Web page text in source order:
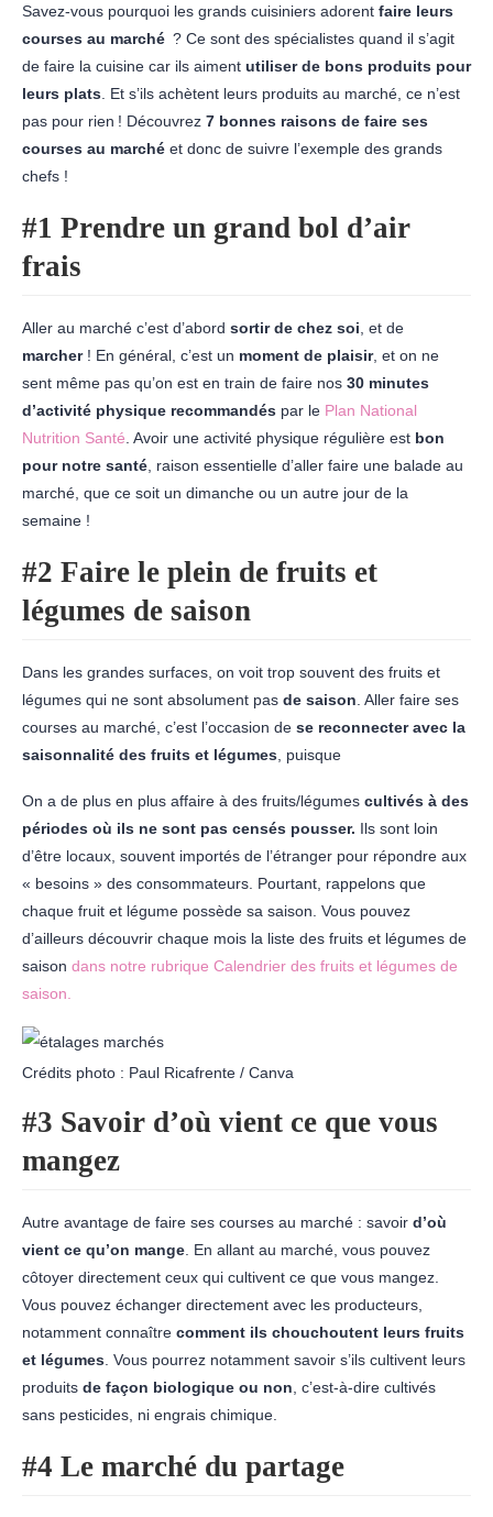
Savez-vous pourquoi les grands cuisiniers adorent faire leurs
courses au marché ? Ce sont des spécialistes quand il s’agit
de faire la cuisine car ils aiment utiliser de bons produits pour
leurs plats . Et s’ils achètent leurs produits au marché, ce n’est
pas pour rien ! Découvrez 7 bonnes raisons de faire ses
courses au marché et donc de suivre l’exemple des grands
chefs !
#1 Prendre un grand bol d’air
frais
Aller au marché c’est d’abord sortir de chez soi , et de
marcher ! En général, c’est un moment de plaisir, et on ne
sent même pas qu’on est en train de faire nos 30 minutes
d’activité physique recommandés par le Plan National
Nutrition Santé . Avoir une activité physique régulière est bon
pour notre santé , raison essentielle d’aller faire une balade au
marché, que ce soit un dimanche ou un autre jour de la
semaine !
#2 Faire le plein de fruits et
légumes de saison
Dans les grandes surfaces, on voit trop souvent des fruits et
légumes qui ne sont absolument pas de saison . Aller faire ses
courses au marché, c’est l’occasion de se reconnecter avec la
saisonnalité des fruits et légumes , puisque
On a de plus en plus affaire à des fruits/légumes cultivés à des
périodes où ils ne sont pas censés pousser. Ils sont loin
d’être locaux, souvent importés de l’étranger pour répondre aux
« besoins » des consommateurs. Pourtant, rappelons que
chaque fruit et légume possède sa saison. Vous pouvez
d’ailleurs découvrir chaque mois la liste des fruits et légumes de
saison dans notre rubrique Calendrier des fruits et légumes de
saison.
Crédits photo : Paul Ricafrente / Canva
#3 Savoir d’où vient ce que vous
mangez
Autre avantage de faire ses courses au marché : savoir d’où
vient ce qu’on mange . En allant au marché, vous pouvez
côtoyer directement ceux qui cultivent ce que vous mangez.
Vous pouvez échanger directement avec les producteurs,
notamment connaître comment ils chouchoutent leurs fruits
et légumes . Vous pourrez notamment savoir s’ils cultivent leurs
produits de façon biologique ou non , c’est-à-dire cultivés
sans pesticides, ni engrais chimique.
#4 Le marché du partage